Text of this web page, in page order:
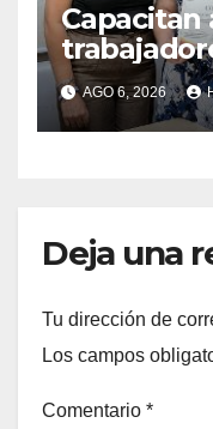
Capacitan
hotelero
humanos
en Los
AGO 6, 2026
Deja una
Tu dirección de
Los campos
Comentario *